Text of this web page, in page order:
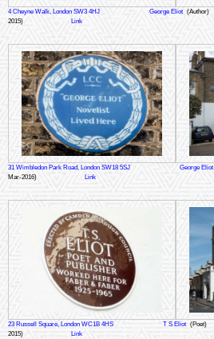
4 Cheyne Walk, London SW3 4HJ George Eliot (Author)
2015)
Link
31 Wimbledon Park Road, London SW18 5SJ George Eliot
Mar-2016)
Link
23 Russell Square, London WC1B 4HS T S Eliot (Poet)
2015)
Link